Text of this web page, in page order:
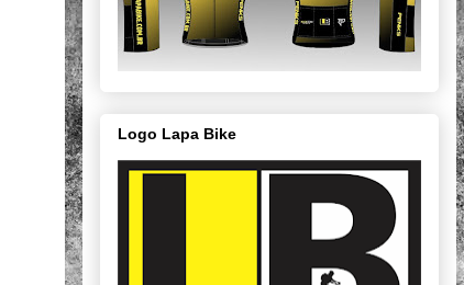
Logo Lapa Bike